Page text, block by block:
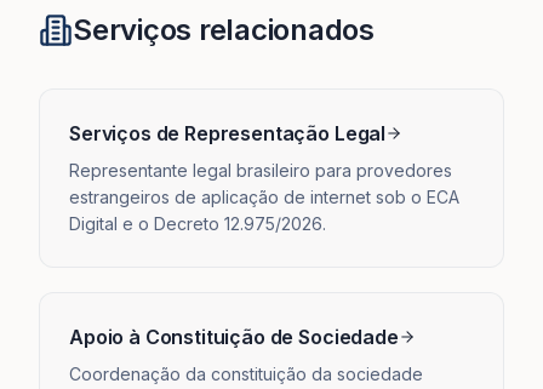
Serviços relacionados
Serviços de Representação Legal
Representante legal brasileiro para provedores
estrangeiros de aplicação de internet sob o ECA
Digital e o Decreto 12.975/2026.
Apoio à Constituição de Sociedade
Coordenação da constituição da sociedade